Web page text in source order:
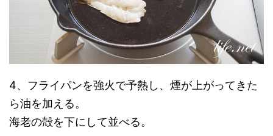
4、フライパンを強火で予熱し、煙が上がってきた
ら油を加える。
海老の殻を下にして並べる。